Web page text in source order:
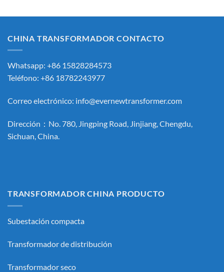
CHINA TRANSFORMADOR CONTACTO
Whatsapp: +86 15828284573
Teléfono: +86 18782243977
Correo electrónico: info@evernewtransformer.com
Dirección：No. 780, Jingping Road, Jinjiang, Chengdu,
Sichuan, China.
TRANSFORMADOR CHINA PRODUCTO
Subestación compacta
Transformador de distribución
Transformador seco